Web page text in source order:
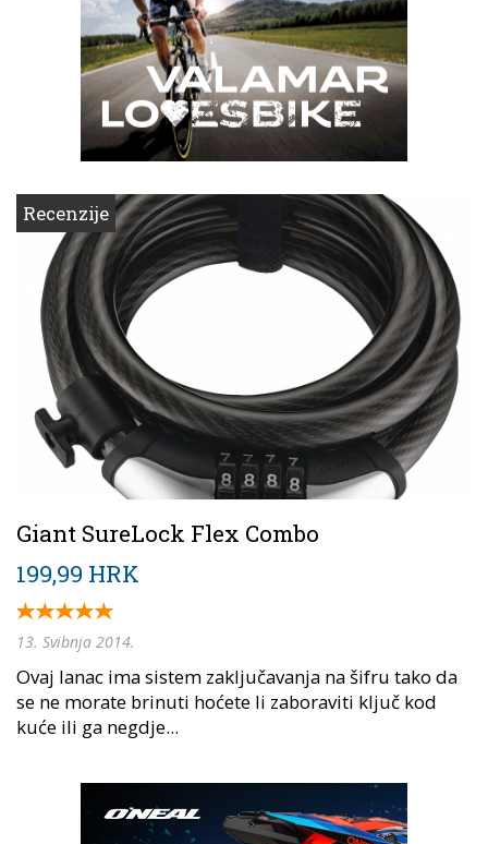
Recenzije
Giant SureLock Flex Combo
199,99 HRK
13. Svibnja 2014.
Ovaj lanac ima sistem zaključavanja na šifru tako da
se ne morate brinuti hoćete li zaboraviti ključ kod
kuće ili ga negdje...